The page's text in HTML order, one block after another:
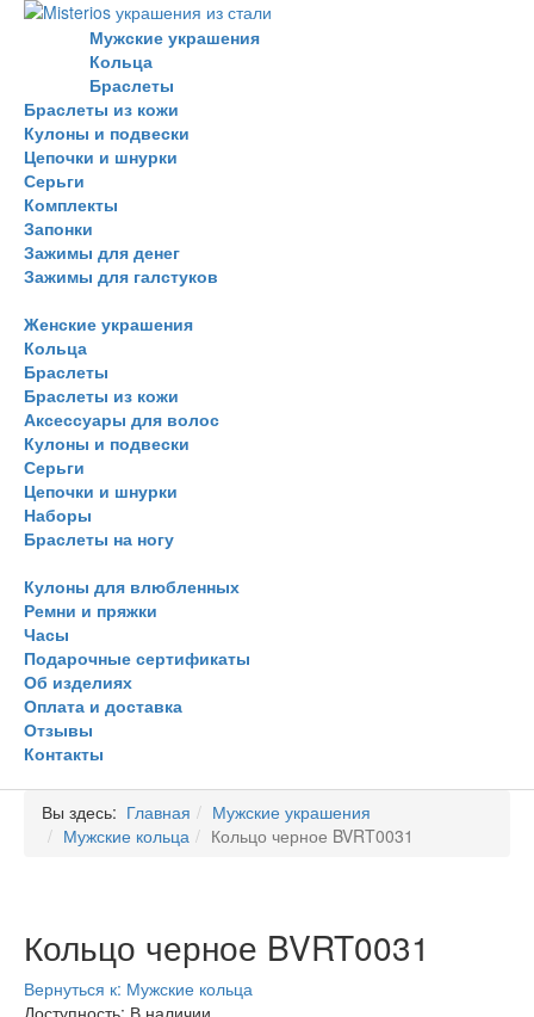
Мужские украшения
Кольца
Браслеты
Браслеты из кожи
Кулоны и подвески
Цепочки и шнурки
Серьги
Комплекты
Запонки
Зажимы для денег
Зажимы для галстуков
Женские украшения
Кольца
Браслеты
Браслеты из кожи
Аксессуары для волос
Кулоны и подвески
Серьги
Цепочки и шнурки
Наборы
Браслеты на ногу
Кулоны для влюбленных
Ремни и пряжки
Часы
Подарочные сертификаты
Об изделиях
Оплата и доставка
Отзывы
Контакты
Вы здесь: Главная
Мужские украшения
Мужские кольца
Кольцо черное BVRT0031
Кольцо черное BVRT0031
Вернуться к: Мужские кольца
Доступность: В наличии